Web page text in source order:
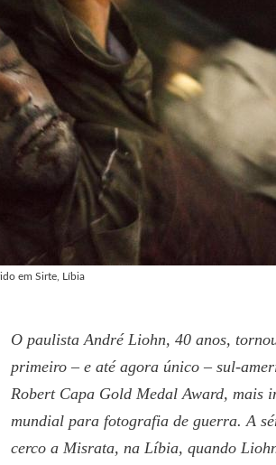
em Sirte, Líbia
O paulista André Liohn, 40 anos,
primeiro – e até agora único – sul-
Robert Capa Gold Medal Award, mais
mundial para fotografia de guerra. A
cerco a Misrata, na Líbia, quando